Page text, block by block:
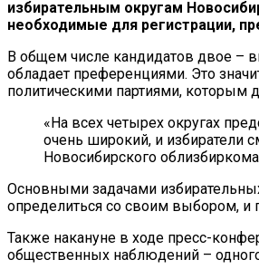
избирательным округам
необходимые для регистрации,
В общем числе кандидатов двое
обладает преференциями. Это
политическими партиями, которым
«На всех четырех округах
очень широкий, и избиратели
Новосибирского
Основными задачами
определиться со своим выбором, и
Также накануне в ходе пресс-
общественных наблюдений –